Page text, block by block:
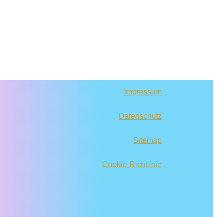
Impressum
Datenschutz
Sitemap
Cookie-Richtlinie